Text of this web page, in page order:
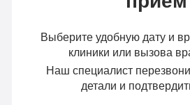
Выберите удобную дату и
клиники или вызова
Наш специалист
детали и